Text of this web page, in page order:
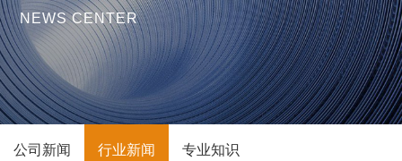
NEWS CENTER
公司新闻 行业新闻 专业知识